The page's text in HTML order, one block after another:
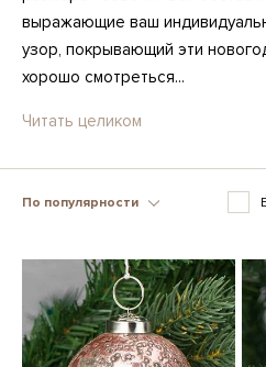
выражающие ваш
узор, покрывающий эти
хорошо смотреться...
Читать целиком
По популярности